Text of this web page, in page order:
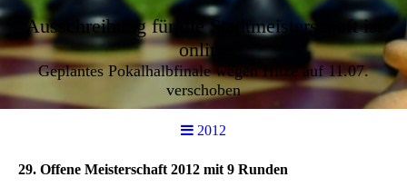
Ausschreibung für die Stadtmeisterschaft ist
online
Geplantes Pokalhalbfinale wegen Hitze auf 11.07.
verschoben
2012
29. Offene Meisterschaft 2012 mit 9 Runden